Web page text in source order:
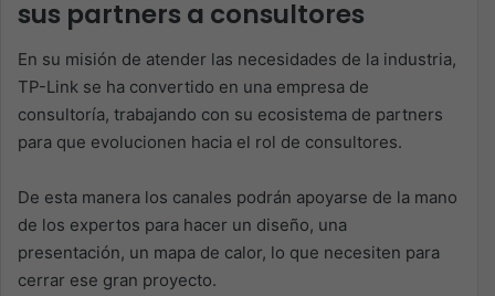
sus partners a consultores
En su misión de atender las necesidades de la industria,
TP-Link se ha convertido en una empresa de
consultoría, trabajando con su ecosistema de partners
para que evolucionen hacia el rol de consultores.
De esta manera los canales podrán apoyarse de la mano
de los expertos para hacer un diseño, una
presentación, un mapa de calor, lo que necesiten para
cerrar ese gran proyecto.